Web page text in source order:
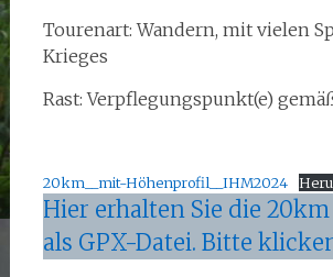
Tourenart: Wandern, mit vielen
Krieges
Rast: Verpflegungspunkt(e)
20km__mit-Höhenprofil__IHM2024
Hier erhalten Sie die
als GPX-Datei. Bitte